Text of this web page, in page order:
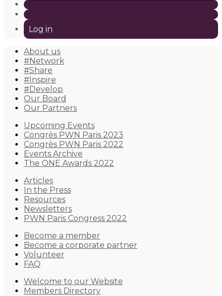
Log in
About us
#Network
#Share
#Inspire
#Develop
Our Board
Our Partners
Upcoming Events
Congrès PWN Paris 2023
Congrès PWN Paris 2022
Events Archive
The ONE Awards 2022
Articles
In the Press
Resources
Newsletters
PWN Paris Congress 2022
Become a member
Become a corporate partner
Volunteer
FAQ
Welcome to our Website
Members Directory